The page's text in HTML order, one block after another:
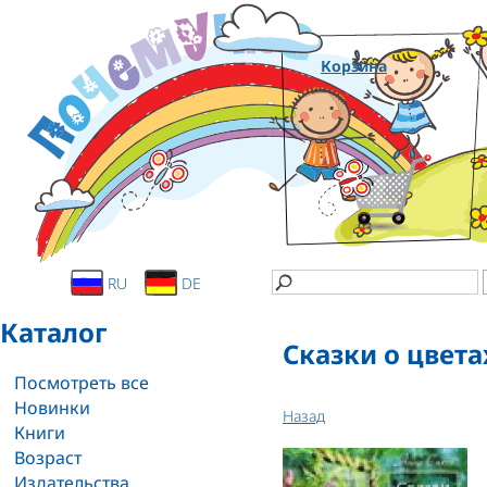
Корзина
RU DE
Каталог
Посмотреть все
Новинки
Книги
Возраст
Сказки о
Назад